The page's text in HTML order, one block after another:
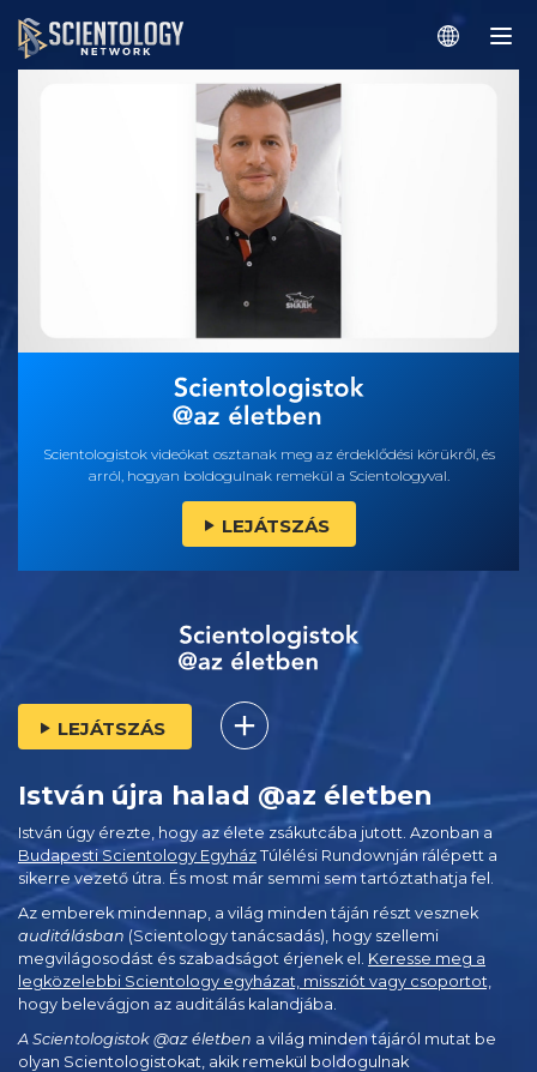
Scientologistok videókat osztanak meg az érdeklődési körükről, és
arról, hogyan boldogulnak remekül a Scientologyval.
LEJÁTSZÁS
LEJÁTSZÁS
István újra halad @az életben
István úgy érezte, hogy az élete zsákutcába jutott. Azonban a
Budapesti Scientology Egyház Túlélési Rundownján rálépett a
sikerre vezető útra. És most már semmi sem tartóztathatja fel.
Az emberek mindennap, a világ minden táján részt vesznek
auditálásban (Scientology tanácsadás), hogy szellemi
megvilágosodást és szabadságot érjenek el. Keresse meg a
legközelebbi Scientology egyházat, missziót vagy csoportot,
hogy belevágjon az auditálás kalandjába.
A Scientologistok @az életben a világ minden tájáról mutat be
olyan Scientologistokat, akik remekül boldogulnak